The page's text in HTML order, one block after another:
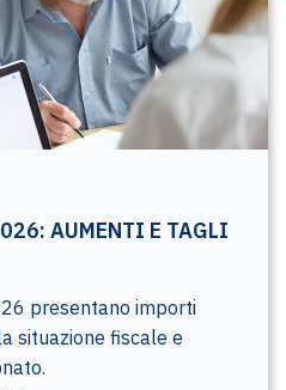
AUMENTI E TAGLI
presentano importi
situazione fiscale e